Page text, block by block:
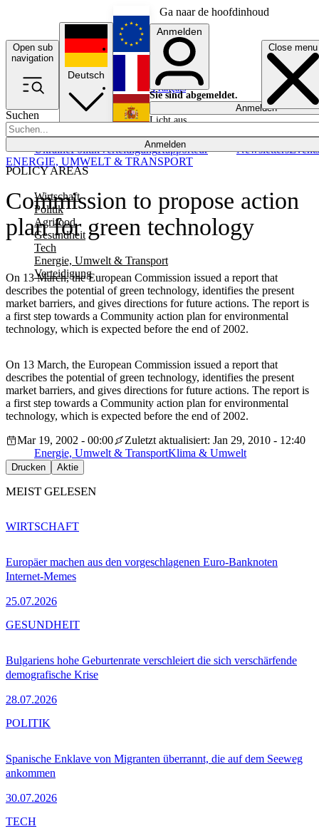
Ga naar de hoofdinhoud
Open sub
navigation
Close menu
Suchen
Anmelden
POLICY AREAS
Wirtschaft
Politik
Agrifood
Gesundheit
Tech
Energie, Umwelt & Transport
Verteidigung
UkrainePolitikVerteidigungRapporteur NewslettersEvents
Deutsch
English
Français
Anmelden
Sie sind abgemeldet.
Anmelden
Licht aus
Commission to propose action
plan for green technology
On 13 March, the European Commission issued a report that
describes the potential of green technology, identifies the present
market barriers, and gives directions for future actions. The report is
a first step towards a Community action plan for environmental
technology, which is expected before the end of 2002.
ENERGIE, UMWELT & TRANSPORT
On 13 March, the European Commission issued a report that
describes the potential of green technology, identifies the present
market barriers, and gives directions for future actions. The report is
a first step towards a Community action plan for environmental
technology, which is expected before the end of 2002.
Mar 19, 2002 - 00:00
Zuletzt aktualisiert: Jan 29, 2010 - 12:40
Energie, Umwelt & TransportKlima & Umwelt
Drucken Aktie
MEIST GELESEN
Europäer machen aus den vorgeschlagenen Euro-Banknoten
Internet-Memes
25.07.2026
WIRTSCHAFT
Bulgariens hohe Geburtenrate verschleiert die sich verschärfende
demografische Krise
28.07.2026
GESUNDHEIT
Spanische Enklave von Migranten überrannt, die auf dem Seeweg
ankommen
30.07.2026
POLITIK
TECH